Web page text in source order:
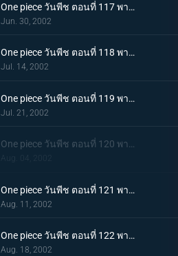
One piece วันพีช ตอนที่ 117 พากย์ไทย ระวังลมหมุนของนามิให้ดี..ระเบิดกระบองคุริมะ
Jun. 30, 2002
One piece วันพีช ตอนที่ 118 พากย์ไทย ความลับที่สืบทอดกันมาในหมู่ราชา อาวุธโบราณ "พูลตัน"
Jul. 14, 2002
One piece วันพีช ตอนที่ 119 พากย์ไทย ความลับของความจริง..ลมหายใจของสรรพสิ่งและพลังที่ตัดเหล็ก
Jul. 21, 2002
One piece วันพีช ตอนที่ 120 พากย์ไทย การต่อสู้สิ้นสุดลง โคซ่ายอมยกธงขาว!
Aug. 04, 2002
One piece วันพีช ตอนที่ 121 พากย์ไทย หนทางแห่งเสียงของวีวี่ วีรสตรีร่ายรำลงมาแล้ว
Aug. 11, 2002
One piece วันพีช ตอนที่ 122 พากย์ไทย ศึกตัดสินครั้งที่ 2 จระเข้ทราย ปะทะ ลูฟี่ร่างน้ำ
Aug. 18, 2002